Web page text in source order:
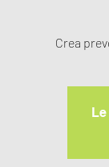
Crea